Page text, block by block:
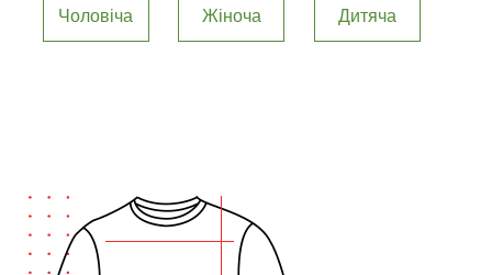
Чоловіча Жіноча Дитяча